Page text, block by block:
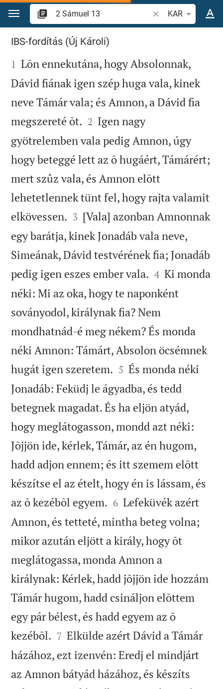
Ugrás a tartalomra
Igevers vagy szó
KAR
2 Sámuel 13
IBS-fordítás (Új Károli)

1 Lõn ennekutána, hogy Absolonnak,
Dávid fiának igen szép huga vala, kinek
neve Támár vala; és Amnon, a Dávid fia
megszereté õt. 

2 Igen nagy
gyötrelemben vala pedig Amnon, úgy
hogy beteggé lett az õ hugáért, Támárért;
mert szûz vala, és Amnon elõtt
lehetetlennek tünt fel, hogy rajta valamit
elkövessen. 

3 [Vala] azonban Amnonnak
egy barátja, kinek Jonadáb vala neve,
Simeának, Dávid testvérének fia; Jonadáb
pedig igen eszes ember vala. 

4 Ki monda
néki: Mi az oka, hogy te naponként
soványodol, királynak fia? Nem
mondhatnád-é meg nékem? És monda
néki Amnon: Támárt, Absolon öcsémnek
hugát igen szeretem. 

5 És monda néki
Jonadáb: Feküdj le ágyadba, és tedd
betegnek magadat. És ha eljön atyád,
hogy meglátogasson, mondd azt néki:
Jõjjön ide, kérlek, Támár, az én hugom,
hadd adjon ennem; és itt szemem elõtt
készítse el az ételt, hogy én is lássam, és
az õ kezébõl egyem. 

6 Lefeküvék azért
Amnon, és tetteté, mintha beteg volna;
mikor azután eljött a király, hogy õt
meglátogassa, monda Amnon a
királynak: Kérlek, hadd jõjjön ide hozzám
Támár hugom, hadd csináljon elõttem
egy pár bélest, és hadd egyem az õ
kezébõl. 

7 Elkülde azért Dávid a Támár
házához, ezt izenvén: Eredj el mindjárt
az Amnon bátyád házához, és készíts